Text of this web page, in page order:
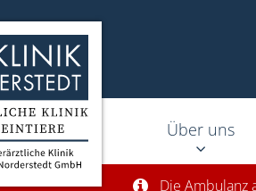
Homepage Tierklinik Norderstedt
Über uns
Die Ambulanz